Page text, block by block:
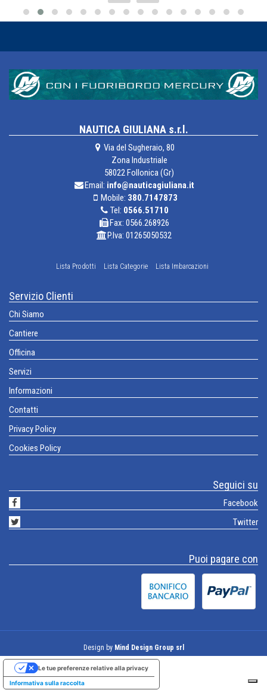
NAUTICA GIULIANA s.r.l.
Via del Sugheraio, 80
Zona Industriale
58022 Follonica (Gr)
Email: info@nauticagiuliana.it
Mobile: 380.7147873
Tel: 0566.51710
Fax: 0566.268926
P.Iva: 01265050532
Lista Prodotti Lista Categorie Lista Imbarcazioni
Servizio Clienti
Chi Siamo
Cantiere
Officina
Servizi
Informazioni
Contatti
Privacy Policy
Cookies Policy
Seguici su
Facebook
Twitter
Puoi pagare con
Design by Mind Design Group srl
Informativa sulla raccolta
Le tue preferenze relative alla privacy